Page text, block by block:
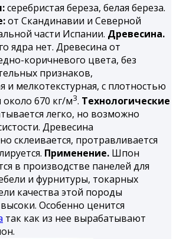
серебристая береза, белая береза.
от Скандинавии и Северной
части Испании. Древесина.
ядра нет. Древесина от
коричневого цвета, без
признаков,
и мелкотекстурная, с плотностью
около 670 кг/м3. Технологические
легко, но возможно
Древесина
склеивается, протравливается
Применение. Шпон
в производстве панелей для
и фурнитуры, токарных
качества этой породы
Особенно ценится
так как из нее вырабатывают